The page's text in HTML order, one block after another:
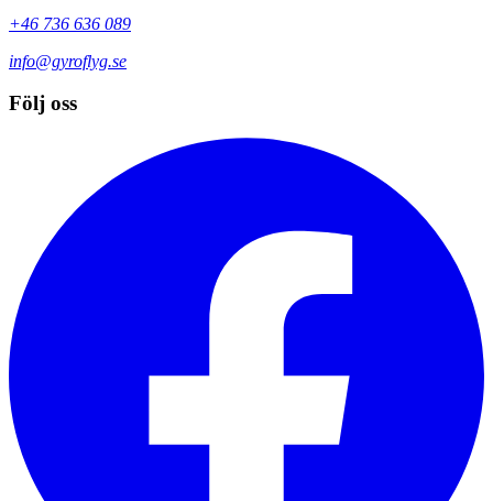
+46 736 636 089
info@gyroflyg.se
Följ oss